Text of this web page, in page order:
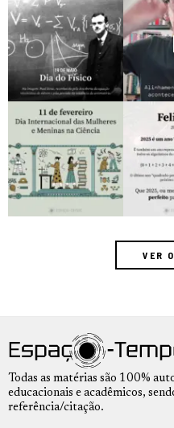
VER
Todas as matérias são 100%
educacionais e acadêmicos,
referência/citação.